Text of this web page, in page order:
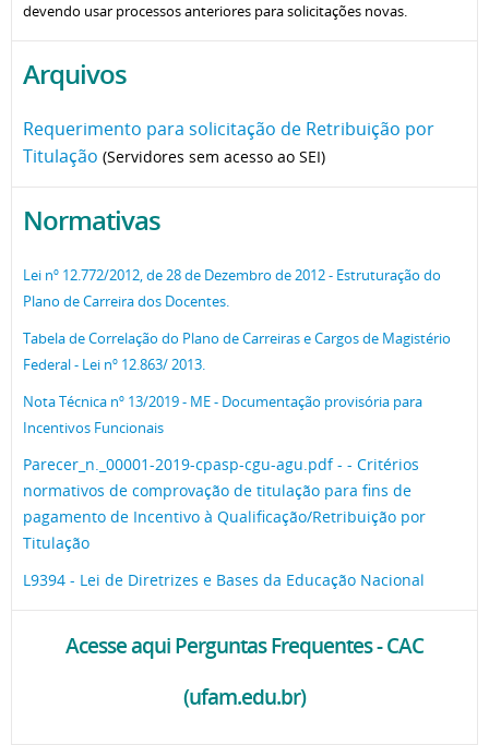
devendo usar processos anteriores para solicitações novas.
Arquivos
Requerimento para solicitação de Retribuição por
Titulação (Servidores sem acesso ao SEI)
Normativas
Lei nº 12.772/2012, de 28 de Dezembro de 2012 - Estruturação do
Plano de Carreira dos Docentes.
Tabela de Correlação do Plano de Carreiras e Cargos de Magistério
Federal - Lei nº 12.863/ 2013.
Nota Técnica nº 13/2019 - ME - Documentação provisória para
Incentivos Funcionais
Parecer_n._00001-2019-cpasp-cgu-agu.pdf - - Critérios
normativos de comprovação de titulação para fins de
pagamento de Incentivo à Qualificação/Retribuição por
Titulação
L9394 - Lei de Diretrizes e Bases da Educação Nacional
Acesse aqui Perguntas Frequentes - CAC
(ufam.edu.br)